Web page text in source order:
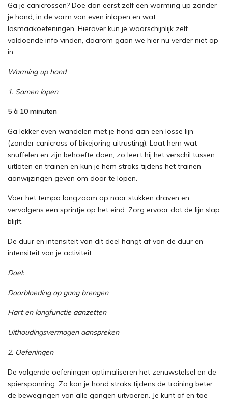
Ga je canicrossen? Doe dan eerst zelf een warming up zonder
je hond, in de vorm van even inlopen en wat
losmaakoefeningen. Hierover kun je waarschijnlijk zelf
voldoende info vinden, daarom gaan we hier nu verder niet op
in.
Warming up hond
1. Samen lopen
5 à 10 minuten
Ga lekker even wandelen met je hond aan een losse lijn
(zonder canicross of bikejoring uitrusting). Laat hem wat
snuffelen en zijn behoefte doen, zo leert hij het verschil tussen
uitlaten en trainen en kun je hem straks tijdens het trainen
aanwijzingen geven om door te lopen.
Voer het tempo langzaam op naar stukken draven en
vervolgens een sprintje op het eind. Zorg ervoor dat de lijn slap
blijft.
De duur en intensiteit van dit deel hangt af van de duur en
intensiteit van je activiteit.
Doel:
Doorbloeding op gang brengen
Hart en longfunctie aanzetten
Uithoudingsvermogen aanspreken
2. Oefeningen
De volgende oefeningen optimaliseren het zenuwstelsel en de
spierspanning. Zo kan je hond straks tijdens de training beter
de bewegingen van alle gangen uitvoeren. Je kunt af en toe